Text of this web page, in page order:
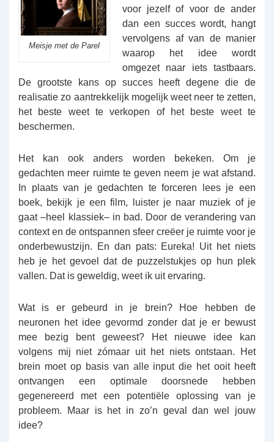
Meisje met de Parel
voor jezelf of voor de ander
dan een succes wordt, hangt
vervolgens af van de manier
waarop het idee wordt
omgezet naar iets tastbaars.
De grootste kans op succes heeft degene die de
realisatie zo aantrekkelijk mogelijk weet neer te zetten,
het beste weet te verkopen of het beste weet te
beschermen.
Het kan ook anders worden bekeken. Om je
gedachten meer ruimte te geven neem je wat afstand.
In plaats van je gedachten te forceren lees je een
boek, bekijk je een film, luister je naar muziek of je
gaat –heel klassiek– in bad. Door de verandering van
context en de ontspannen sfeer creëer je ruimte voor je
onderbewustzijn. En dan pats: Eureka! Uit het niets
heb je het gevoel dat de puzzelstukjes op hun plek
vallen. Dat is geweldig, weet ik uit ervaring.
Wat is er gebeurd in je brein? Hoe hebben de
neuronen het idee gevormd zonder dat je er bewust
mee bezig bent geweest? Het nieuwe idee kan
volgens mij niet zómaar uit het niets ontstaan. Het
brein moet op basis van alle input die het ooit heeft
ontvangen een optimale doorsnede hebben
gegenereerd met een potentiële oplossing van je
probleem. Maar is het in zo’n geval dan wel jouw
idee?